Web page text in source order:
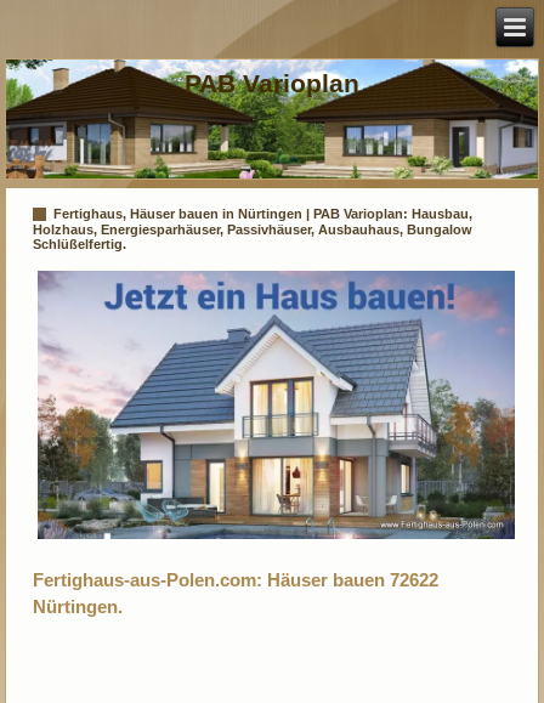
PAB Varioplan
Fertighaus, Häuser bauen in Nürtingen | PAB Varioplan: Hausbau,
Holzhaus, Energiesparhäuser, Passivhäuser, Ausbauhaus, Bungalow
Schlüßelfertig.
Fertighaus-aus-Polen.com: Häuser bauen 72622
Nürtingen.